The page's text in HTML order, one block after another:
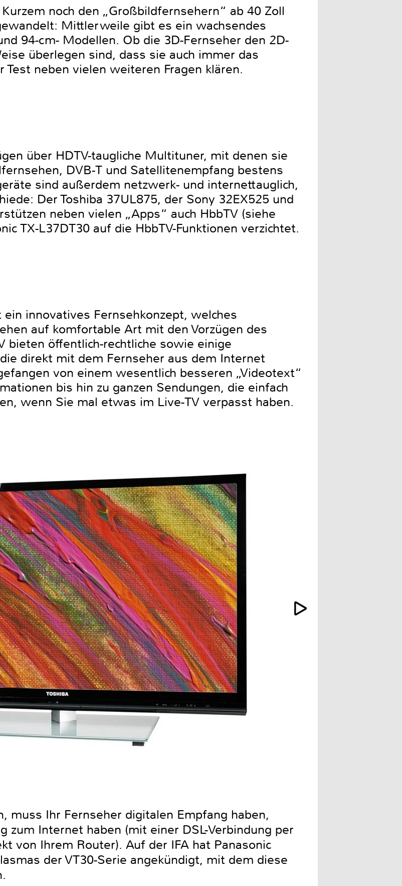
noch den „Großbildfernsehern“ ab 40 Zoll
Mittlerweile gibt es ein wachsendes
94-cm- Modellen. Ob die 3D-Fernseher den 2D-
überlegen sind, dass sie auch immer das
neben vielen weiteren Fragen klären.
über HDTV-taugliche Multituner, mit denen sie
DVB-T und Satellitenempfang bestens
sind außerdem netzwerk- und internettauglich,
Der Toshiba 37UL875, der Sony 32EX525 und
neben vielen „Apps“ auch HbbTV (siehe
TX-L37DT30 auf die HbbTV-Funktionen verzichtet.
innovatives Fernsehkonzept, welches
auf komfortable Art mit den Vorzügen des
bieten öffentlich-rechtliche sowie einige
direkt mit dem Fernseher aus dem Internet
von einem wesentlich besseren „Videotext“
bis hin zu ganzen Sendungen, die einfach
wenn Sie mal etwas im Live-TV verpasst haben.
muss Ihr Fernseher digitalen Empfang haben,
zum Internet haben (mit einer DSL-Verbindung per
von Ihrem Router). Auf der IFA hat Panasonic
der VT30-Serie angekündigt, mit dem diese